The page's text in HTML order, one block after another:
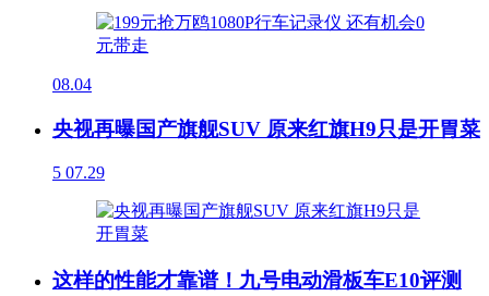
08.04
央视再曝国产旗舰SUV 原来红旗H9只是开胃菜
5 07.29
这样的性能才靠谱！九号电动滑板车E10评测